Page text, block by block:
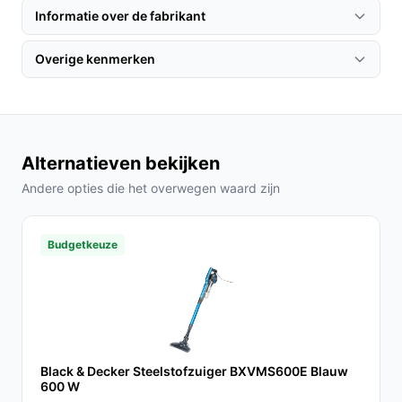
Het opzetten van uw stofzuiger is eenvoudig. Plaats de
stofzuiger in het oplaadstation en laat deze volledig
opladen voordat u begint. Dit zorgt ervoor dat u de
Geluidsniveau van 80 dB:Dit is gemiddeld voor
een stofzuiger, zodat u kunt stofzuigen zonder het
voor een grondige schoonmaakbeurt zonder dat u
Veelgestelde vragen
Hoe lang gaat dit product mee?
Met goed onderhoud en normaal gebruik gaat de
Informatie over de fabrikant
Overige kenmerken
Alternatieven bekijken
Andere opties die het overwegen waard zijn
Budgetkeuze
Black & Decker Steelstofzuiger BXVMS600E Blauw
600 W